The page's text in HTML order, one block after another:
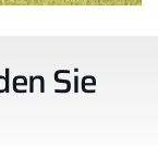
Sie